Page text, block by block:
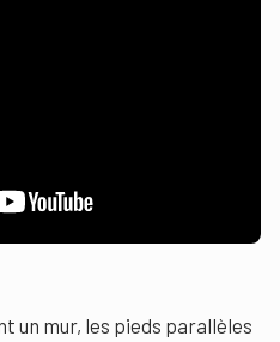
un mur, les pieds parallèles